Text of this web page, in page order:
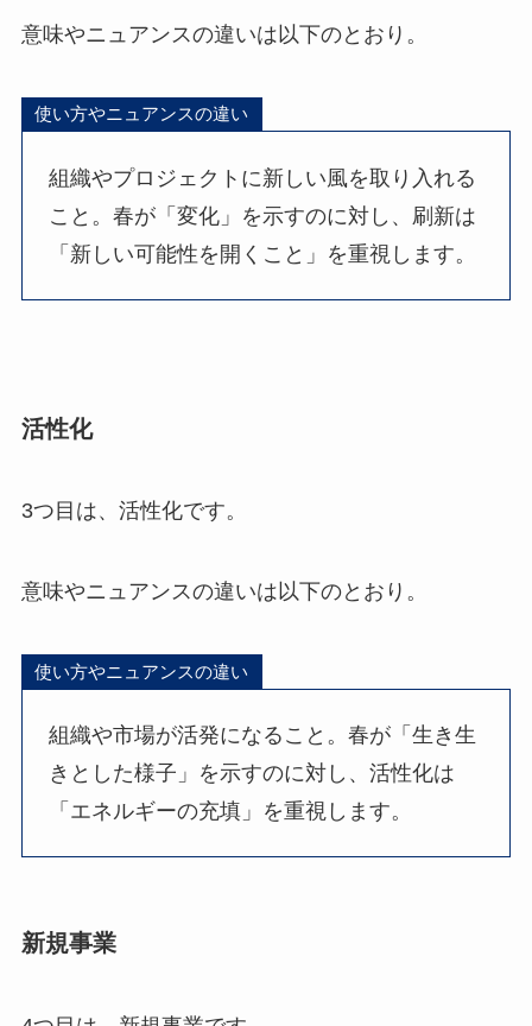
意味やニュアンスの違いは以下のとおり。
使い方やニュアンスの違い
組織やプロジェクトに新しい風を取り入れる
こと。春が「変化」を示すのに対し、刷新は
「新しい可能性を開くこと」を重視します。
活性化
3つ目は、活性化です。
意味やニュアンスの違いは以下のとおり。
使い方やニュアンスの違い
組織や市場が活発になること。春が「生き生
きとした様子」を示すのに対し、活性化は
「エネルギーの充填」を重視します。
新規事業